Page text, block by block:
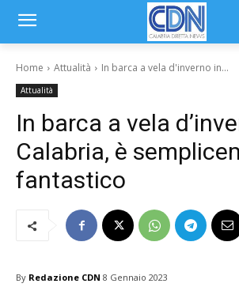
Home Attualità In barca a vela d'inverno in...
Attualità
In barca a vela
Calabria, è
fantastico
By Redazione CDN 8 Gennaio 2023